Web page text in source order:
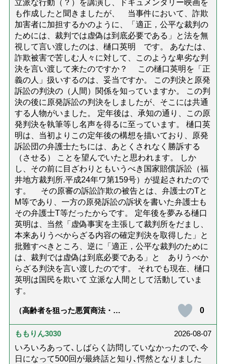
立派な行動（？）を講演し、ドキュメンタリー映画を
も作成したと聞きましたが、 当事件において、詐欺
加害者に加担するかのように、「適正，公平な裁判の
ためには、裁判では虚偽は到底必要である」と法を無
視して言い渡したのは、樋口英明 です。 あなたは、
詐欺被害で苦しむ人々に対して、このような卑劣な判
決を言い渡して来たのですか？ この樋口英明を「正
義の人」扱いするのは、妥当ですか。 この判決と原発
訴訟の判決の（人間）関係を知っていますか。 この判
決の後に原発訴訟の判決をしましたが、そこには共通
する人物がいました。 定年後は、承知の通り、この原
発判決を執筆等し名声を得るに至っています。 樋口英
明は、当初よりこの定年後の構想を描いており、原発
訴訟団の弁護士たちには、あとくされなく勝訴する
（させる） ことを望んでいたと思われます。 しか
し、その前に目ざわりともいうべき国家賠償訴訟（福
井地方裁判所.平成24年ワ第159号）が提起されたので
す。 その原審の訴訟詐欺の被告とは、弁護士のTと
M等であり、一方の原発訴訟の訴状を書いた弁護士も
その弁護士T等だったからです。 定年後を夢みる樋口
英明は、当然「虚偽事実を主張して裁判所をだまし、
本来ありうべからざる内容の確定判決を取得した」と
批難すべきところ、逆に「適正，公平な裁判のために
は、裁判では虚偽は到底必要である」と ありうべか
らざる判決を言い渡したのです。 それでも現在、樋口
英明は国民を欺いて 立派な人間として活動していま
す。
（高齢者を狙った悪質商法・訪
ないための4つの対策「騙されや
すい人の特徴は？」【社会福祉
0
ももりん3030
2026-08-07
いろいろあって､しばらく訪問していなかったので､今
日になって500回が最終話と知り､愕然となりました